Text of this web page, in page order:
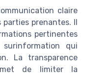
claire
prenantes. Il
pertinentes
qui
La transparence
de limiter la